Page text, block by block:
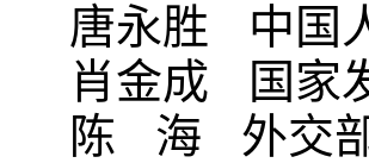
唐永胜 中国
肖金成 国家
陈 海 外交部